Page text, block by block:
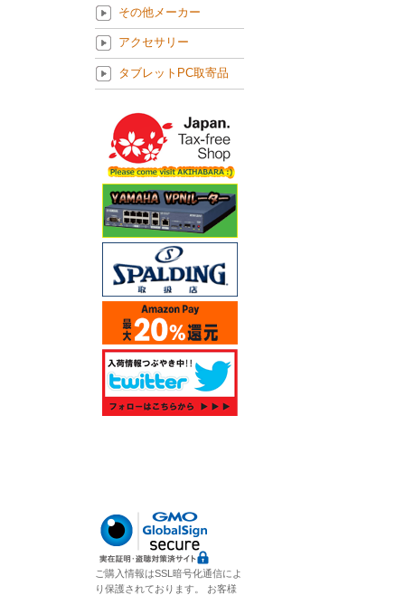
その他メーカー
アクセサリー
タブレットPC取寄品
ご購入情報はSSL暗号化通信によ
り保護されております。 お客様